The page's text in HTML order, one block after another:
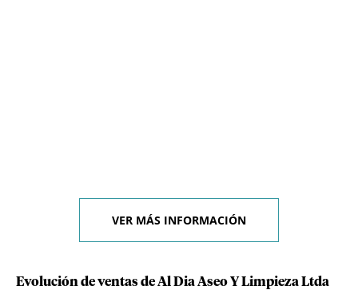
VER MÁS INFORMACIÓN
Evolución de ventas de Al Dia Aseo Y Limpieza Ltda